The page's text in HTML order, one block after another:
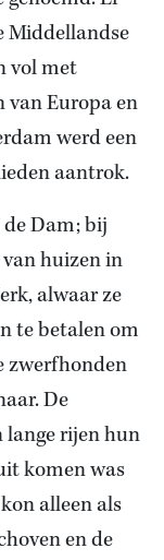
Middellandse
vol met
van Europa en
werd een
aantrok.
Dam; bij
huizen in
alwaar ze
te betalen om
zwerfhonden
De
lange rijen hun
komen was
alleen als
en de